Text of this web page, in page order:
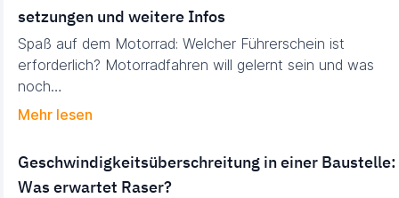
set­zungen und weitere Infos
Spaß auf dem Motorrad: Welcher Führerschein ist
erforderlich? Motorradfahren will gelernt sein und was
noch…
Mehr lesen
Ge­schwin­dig­keits­über­schrei­tung in ei­ner Bau­stel­le:
Was er­war­tet Raser?